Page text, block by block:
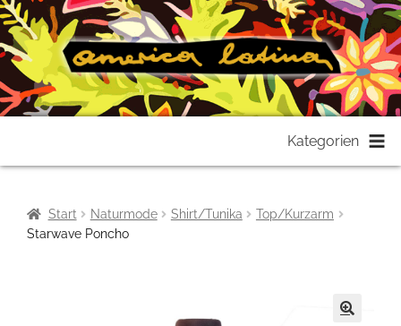
springen
springen
Kategorien
Start Naturmode Shirt/Tunika
Top/Kurzarm
Starwave Poncho